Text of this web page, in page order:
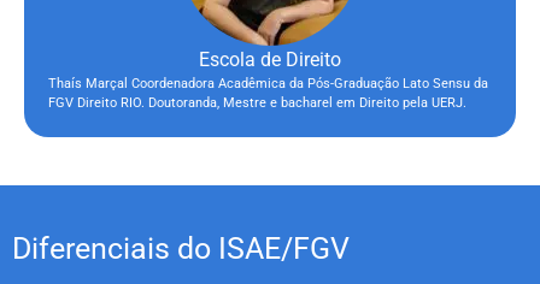
Escola de Direito
Thaís Marçal Coordenadora Acadêmica da Pós-Graduação Lato Sensu da
FGV Direito RIO. Doutoranda, Mestre e bacharel em Direito pela UERJ.
Diferenciais do ISAE/FGV